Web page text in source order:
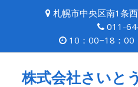
札幌市中央区南1条
011-
10：00−18：00
株式会社さいと